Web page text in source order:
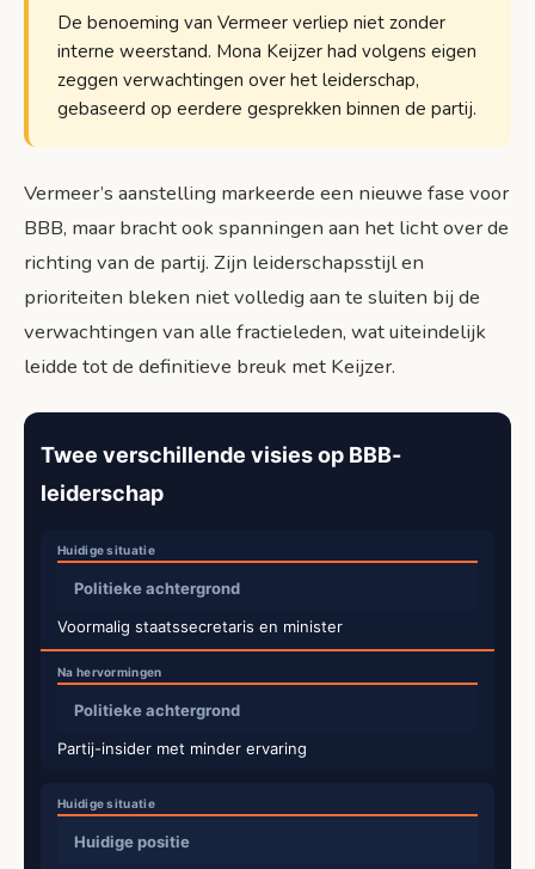
De benoeming van Vermeer verliep niet zonder
interne weerstand. Mona Keijzer had volgens eigen
zeggen verwachtingen over het leiderschap,
gebaseerd op eerdere gesprekken binnen de partij.
Vermeer’s aanstelling markeerde een nieuwe fase voor
BBB, maar bracht ook spanningen aan het licht over de
richting van de partij. Zijn leiderschapsstijl en
prioriteiten bleken niet volledig aan te sluiten bij de
verwachtingen van alle fractieleden, wat uiteindelijk
leidde tot de definitieve breuk met Keijzer.
Twee verschillende visies op BBB-
leiderschap
Politieke achtergrond
Voormalig staatssecretaris en minister
Politieke achtergrond
Partij-insider met minder ervaring
Huidige positie